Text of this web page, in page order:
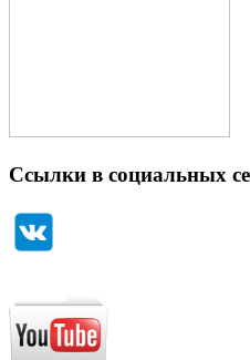
Ссылки в социальных